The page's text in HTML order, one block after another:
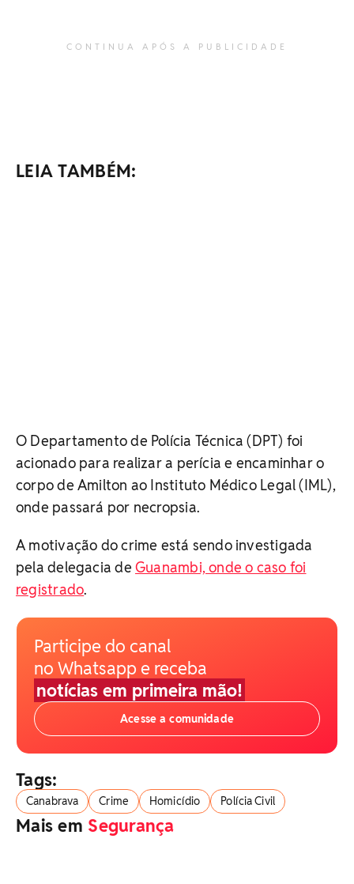
CONTINUA APÓS A PUBLICIDADE
LEIA TAMBÉM:
O Departamento de Polícia Técnica (DPT) foi
acionado para realizar a perícia e encaminhar o
corpo de Amilton ao Instituto Médico Legal (IML),
onde passará por necropsia.
A motivação do crime está sendo investigada
pela delegacia de Guanambi, onde o caso foi
registrado.
Participe do canal
no Whatsapp e receba
notícias em primeira mão!
Acesse a comunidade
Tags:
Canabrava Crime Homicídio Polícia Civil
Mais em Segurança